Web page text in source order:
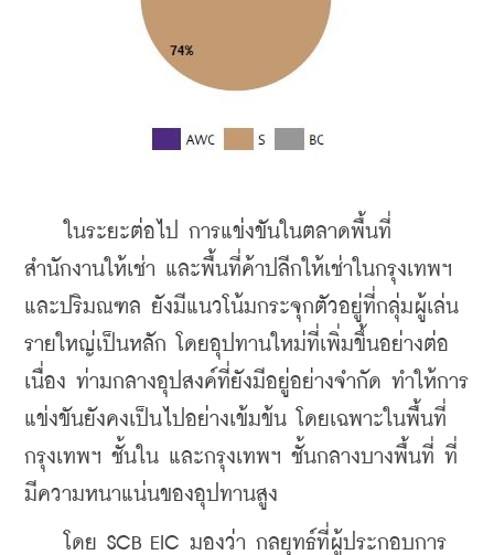
ในระยะต่อไป การแข่งขันในตลาดพื้นที่
สำนักงานให้เช่า และพื้นที่ค้าปลีกให้เช่าในกรุงเทพฯ
และปริมณฑล ยังมีแนวโน้มกระจุกตัวอยู่ที่กลุ่มผู้เล่น
รายใหญ่เป็นหลัก โดยอุปทานใหม่ที่เพิ่มขึ้นอย่างต่อ
เนื่อง ท่ามกลางอุปสงค์ที่ยังมีอยู่อย่างจำกัด ทำให้การ
แข่งขันยังคงเป็นไปอย่างเข้มข้น โดยเฉพาะในพื้นที่
กรุงเทพฯ ชั้นใน และกรุงเทพฯ ชั้นกลางบางพื้นที่ ที่
มีความหนาแน่นของอุปทานสูง
โดย SCB EIC มองว่า กลยุทธ์ที่ผู้ประกอบการ